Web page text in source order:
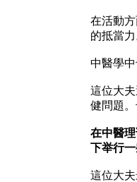
在活動
的抵當力
中醫學
這位大
健問題
在中醫
下举行
這位大